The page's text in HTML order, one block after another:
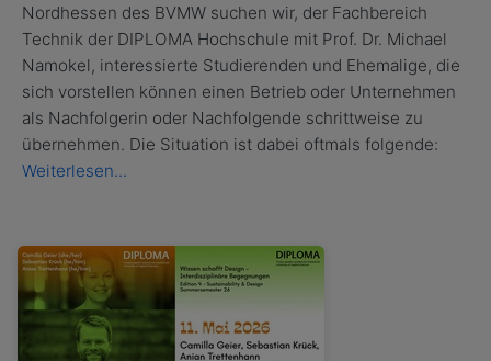
Nordhessen des BVMW suchen wir, der Fachbereich
Technik der DIPLOMA Hochschule mit Prof. Dr. Michael
Namokel, interessierte Studierenden und Ehemalige, die
sich vorstellen können einen Betrieb oder Unternehmen
als Nachfolgerin oder Nachfolgende schrittweise zu
übernehmen. Die Situation ist dabei oftmals folgende:
Weiterlesen...